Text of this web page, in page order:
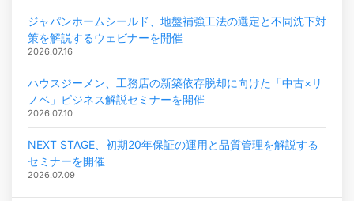
ジャパンホームシールド、地盤補強工法の選定と不同沈下対
策を解説するウェビナーを開催
2026.07.16
ハウスジーメン、工務店の新築依存脱却に向けた「中古×リ
ノベ」ビジネス解説セミナーを開催
2026.07.10
NEXT STAGE、初期20年保証の運用と品質管理を解説する
セミナーを開催
2026.07.09